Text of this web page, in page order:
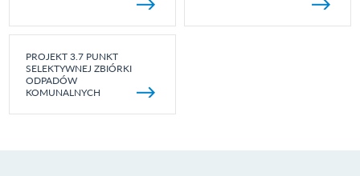
PROJEKT 3.7 PUNKT
SELEKTYWNEJ ZBIÓRKI
ODPADÓW
KOMUNALNYCH